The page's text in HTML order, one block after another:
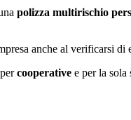
polizza multirischio
anche al verificarsi di
cooperative e per la sola